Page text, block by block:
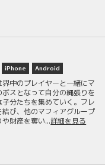
iPhone Android
中のプレイヤーと一緒にマ
スとなって自分の縄張りを
分たちを集めていく。フレ
結び、他のマフィアグループ
や財産を奪い...詳細を見る